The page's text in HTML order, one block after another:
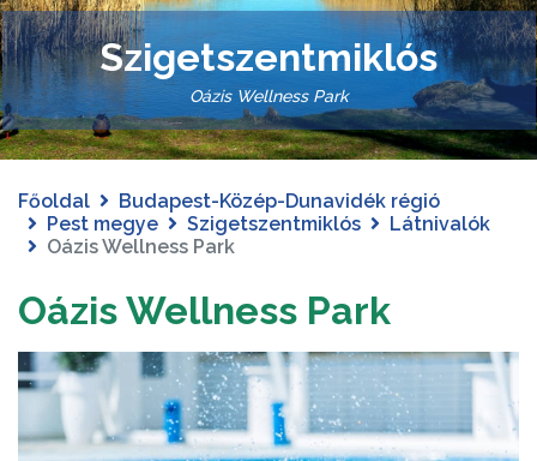
Szigetszentmiklós
Oázis Wellness Park
Főoldal
Budapest-Közép-Dunavidék régió
Pest megye
Szigetszentmiklós
Látnivalók
Oázis Wellness Park
Oázis Wellness Park